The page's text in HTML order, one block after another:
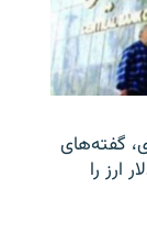
گفته‌های
۹ میلیارد دلار ارز را